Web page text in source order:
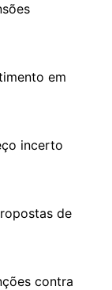
em
incerto
de
contra